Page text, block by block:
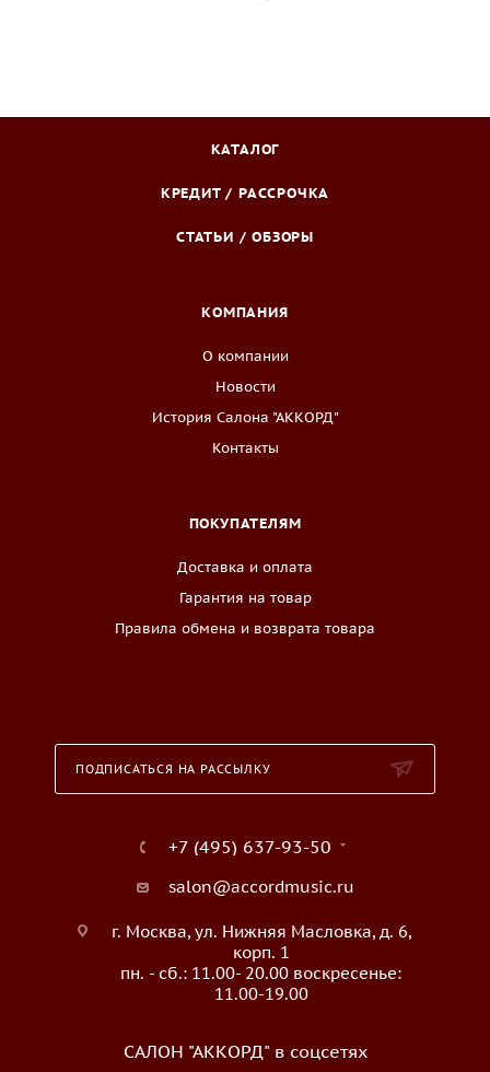
КАТАЛОГ
КРЕДИТ / РАССРОЧКА
СТАТЬИ / ОБЗОРЫ
КОМПАНИЯ
О компании
Новости
История Салона "АККОРД"
Контакты
ПОКУПАТЕЛЯМ
Доставка и оплата
Гарантия на товар
Правила обмена и возврата товара
ПОДПИСАТЬСЯ НА РАССЫЛКУ
+7 (495) 637-93-50
salon@accordmusic.ru
г. Москва, ул. Нижняя Масловка, д. 6,
корп. 1
пн. - сб.: 11.00- 20.00 воскресенье:
11.00-19.00
САЛОН "АККОРД" в соцсетях